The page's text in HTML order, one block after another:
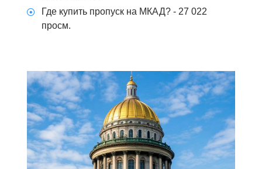
Где купить пропуск на МКАД? - 27 022
просм.